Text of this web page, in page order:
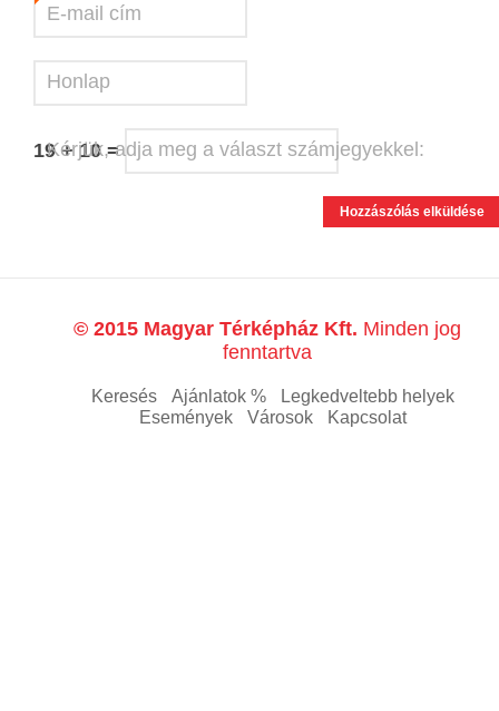
E-mail cím
Honlap
Kérjük, adja meg a választ számjegyekkel:
19 + 10 =
© 2015 Magyar Térképház Kft. Minden jog
fenntartva
Keresés Ajánlatok %
Legkedveltebb helyek
Események
Városok Kapcsolat